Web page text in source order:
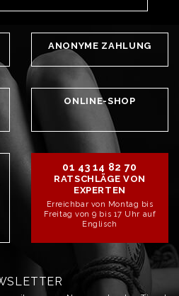
ANONYME ZAHLUNG
ONLINE-SHOP
01 43 14 82 70
RATSCHLÄGE VON
EXPERTEN
Erreichbar von Montag bis
Freitag von 9 bis 17 Uhr auf
Englisch